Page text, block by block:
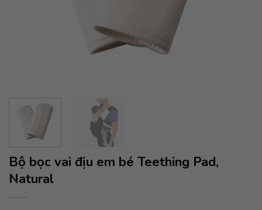
Bộ bọc vai địu em bé Teething Pad,
Natural